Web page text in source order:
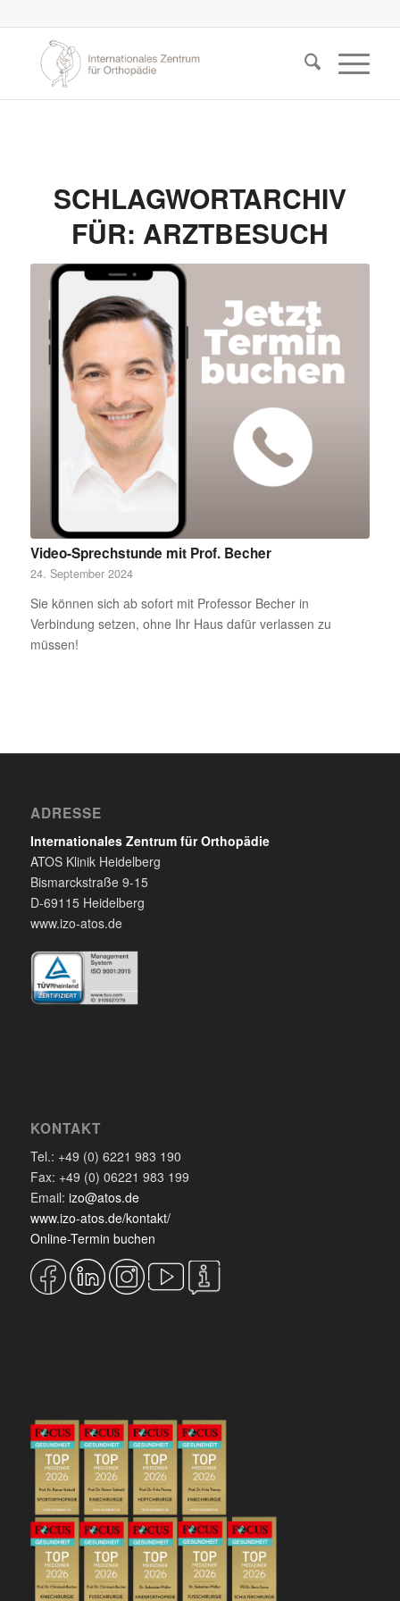
SCHLAGWORTARCHIV
FÜR: ARZTBESUCH
Video-Sprechstunde mit Prof. Becher
24. September 2024
Sie können sich ab sofort mit Professor Becher in
Verbindung setzen, ohne Ihr Haus dafür verlassen zu
müssen!
ADRESSE
Internationales Zentrum für Orthopädie
ATOS Klinik Heidelberg
Bismarckstraße 9-15
D-69115 Heidelberg
www.izo-atos.de
KONTAKT
Tel.: +49 (0) 6221 983 190
Fax: +49 (0) 06221 983 199
Email: izo@atos.de
www.izo-atos.de/kontakt/
Online-Termin buchen